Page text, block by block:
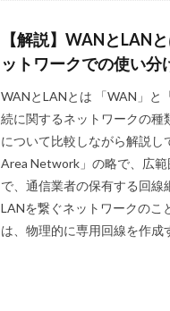
【解説】WANとLAN
ットワークでの使い分
WANとLANとは 「WAN」と
続に関するネットワークの種
について比較しながら解説
Area Network」の略で、広
で、通信業者の保有する回線
LANを繋ぐネットワークのこ
は、物理的に専用回線を作